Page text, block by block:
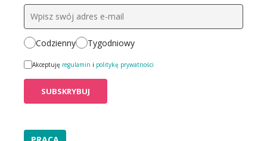
Codzienny Tygodniowy
Akceptuję regulamin i politykę prywatności